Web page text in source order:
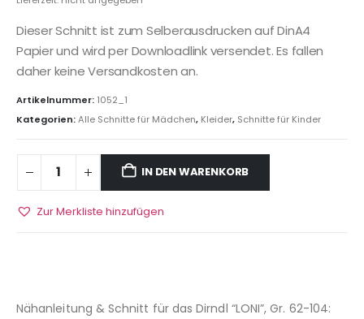
Dieser Schnitt ist zum Selberausdrucken auf DinA4
Papier und wird per Downloadlink versendet. Es fallen
daher keine Versandkosten an.
Artikelnummer: 1052_1
Kategorien:Alle Schnitte für Mädchen, Kleider, Schnitte für Kinder
IN DEN WARENKORB
Zur Merkliste hinzufügen
Nähanleitung & Schnitt für das Dirndl “LONI”, Gr. 62-104: